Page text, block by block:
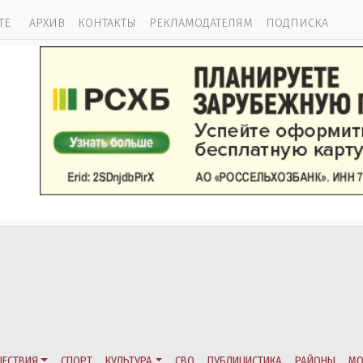
АРХИВ КОНТАКТЫ РЕКЛАМОДАТЕЛЯМ ПОДПИСКА